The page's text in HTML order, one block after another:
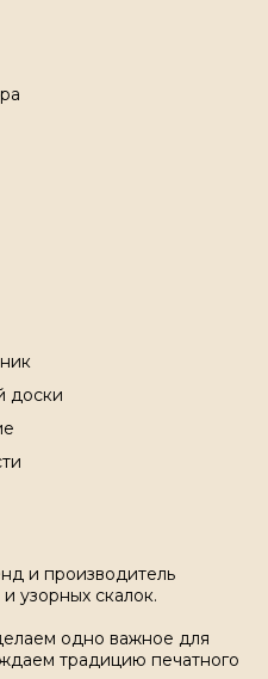
доски
и производитель
узорных скалок.
одно важное для
традицию печатного